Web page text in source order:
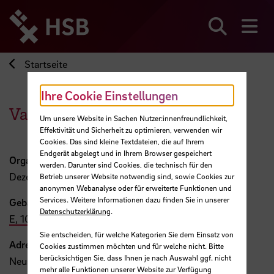
zum
Seiteninhalt
springen
Startseite
Vanessa Mindermann
Organisation
Dezernat 4
Gebäude, Raum
E, 101b
Adresse
Neustadtswall 30
Ihre Cookie Einstellungen
Um unsere Website in Sachen Nutzer:innenfreundlichkeit,
Effektivität und Sicherheit zu optimieren, verwenden wir
Cookies. Das sind kleine Textdateien, die auf Ihrem
Endgerät abgelegt und in Ihrem Browser gespeichert
werden. Darunter sind Cookies, die technisch für den
Betrieb unserer Website notwendig sind, sowie Cookies zur
anonymen Webanalyse oder für erweiterte Funktionen und
Services. Weitere Informationen dazu finden Sie in unserer
Datenschutzerklärung.
Sie entscheiden, für welche Kategorien Sie dem Einsatz von
Cookies zustimmen möchten und für welche nicht. Bitte
berücksichtigen Sie, dass Ihnen je nach Auswahl ggf. nicht
mehr alle Funktionen unserer Website zur Verfügung